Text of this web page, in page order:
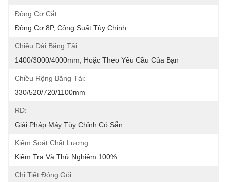
Động Cơ Cắt:
Động Cơ 8P, Công Suất Tùy Chỉnh
Chiều Dài Băng Tải:
1400/3000/4000mm, Hoặc Theo Yêu Cầu Của Bạn
Chiều Rộng Băng Tải:
330/520/720/1100mm
RD:
Giải Pháp Máy Tùy Chỉnh Có Sẵn
Kiểm Soát Chất Lượng:
Kiểm Tra Và Thử Nghiệm 100%
Chi Tiết Đóng Gói: